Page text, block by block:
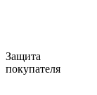
Защита
покупателя